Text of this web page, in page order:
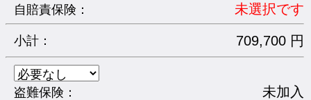
自賠責保険： 未選択です
小計： 709,700 円
盗難保険： 未加入